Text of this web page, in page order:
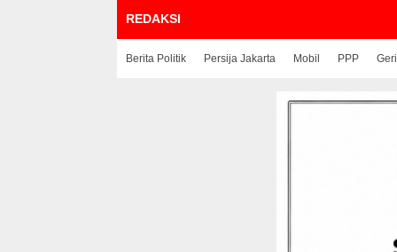
REDAKSI
Berita Politik Persija Jakarta Mobil PPP